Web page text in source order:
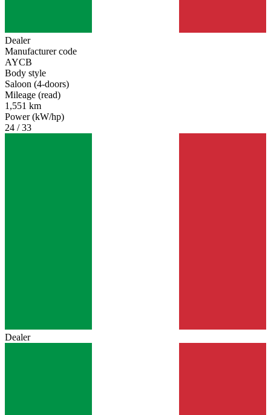
Dealer
Manufacturer code
AYCB
Body style
Saloon (4-doors)
Mileage (read)
1,551 km
Power (kW/hp)
24 / 33
Dealer